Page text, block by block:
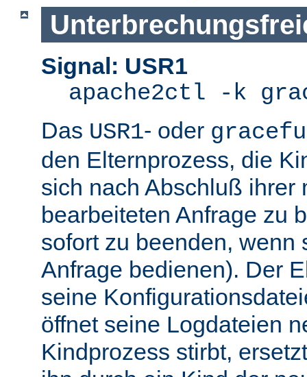
Signal: USR1
apache2ctl -k
Das USR1- oder
den Elternprozess, die
sich nach Abschluß ihrer
bearbeiteten Anfrage zu
sofort zu beenden, wenn
Anfrage bedienen). Der
seine
öffnet seine Logdateien
Kindprozess stirbt,